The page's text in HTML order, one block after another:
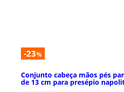
-23%
Conjunto cabeça mãos pés
de 13 cm para presépio